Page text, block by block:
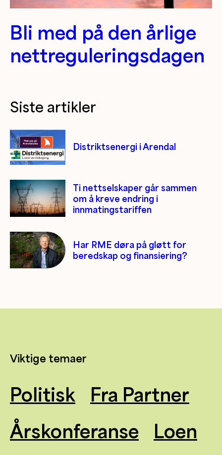
Bli med på den årlige
nettreguleringsdagen
Siste artikler
Distriktsenergi i Arendal
Ti nettselskaper går sammen
om å kreve endring i
innmatingstariffen
Har RME døra på gløtt for
beredskap og finansiering?
Viktige temaer
Politisk
Fra Partner
Årskonferanse
Loen